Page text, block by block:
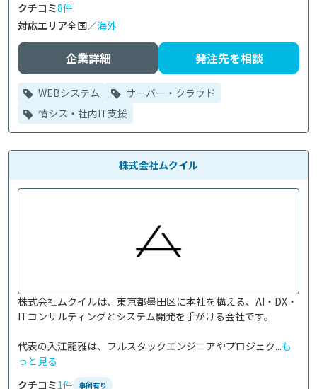
クチコミ8件
対応エリア全国／海外
企業詳細 発注先を相談
WEBシステム
サーバー・クラウド
情シス・社内IT支援
株式会社ムクイル
株式会社ムクイルは、東京都墨田区に本社を構える、AI・DX・
ITコンサルティングとシステム開発を手がける会社です。
代表の入江龍雅は、フルスタックエンジニアやプロジェク...も
っと見る
クチコミ1件 事例有り